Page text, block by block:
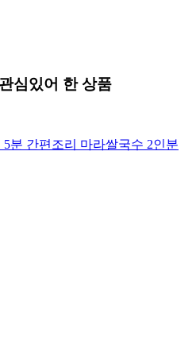
심있어 한 상품
분 간편조리 마라쌀국수 2인분